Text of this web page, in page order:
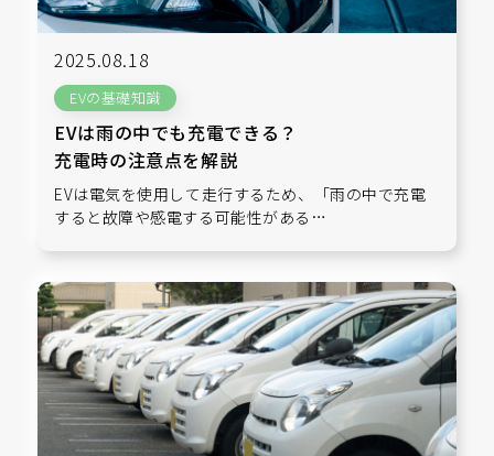
2025.08.18
EVの基礎知識
EVは雨の中でも充電できる？
充電時の注意点を解説
EVは電気を使用して走行するため、「雨の中で充電
すると故障や感電する可能性がある…